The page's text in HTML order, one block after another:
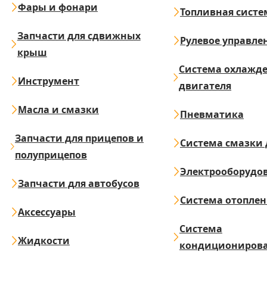
Фары и фонари
Запчасти для сдвижных
крыш
Инструмент
Масла и смазки
Запчасти для прицепов и
полуприцепов
Запчасти для автобусов
Аксессуары
Жидкости
Топливная
Рулевое
Система
двигателя
Пневматика
Система смазки
Система
Система